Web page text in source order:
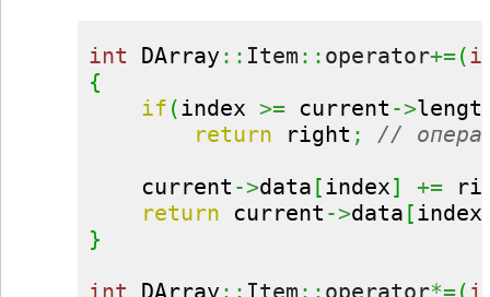
int DArray :: Item :: operator+=(
{
if (index >= current ->
return right ;
//
current ->data [index] +=
return current ->data [index
}